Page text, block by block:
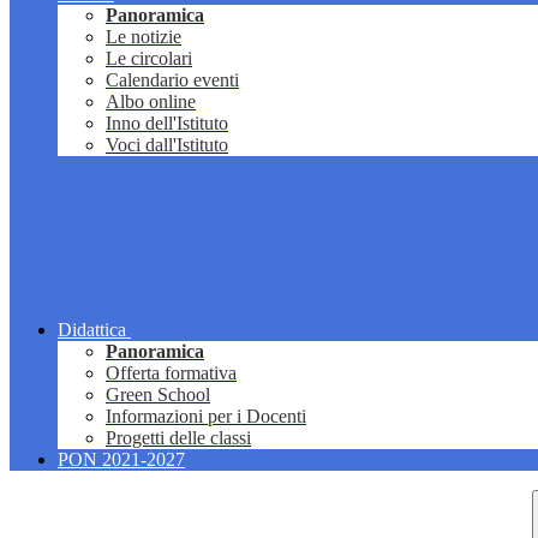
Panoramica
Le notizie
Le circolari
Calendario eventi
Albo online
Inno dell'Istituto
Voci dall'Istituto
Didattica
Panoramica
Offerta formativa
Green School
Informazioni per i Docenti
Progetti delle classi
PON 2021-2027